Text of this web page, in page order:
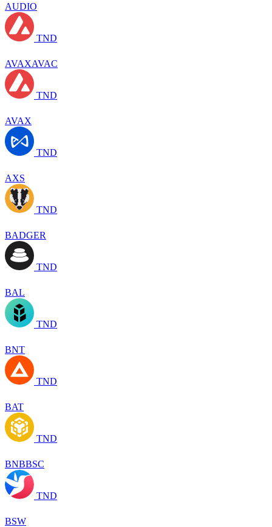
AUDIO
TND
AVAXAVAC
TND
AVAX
TND
AXS
TND
BADGER
TND
BAL
TND
BNT
TND
BAT
TND
BNBBSC
TND
BSW